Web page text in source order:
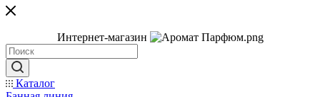
Интернет-магазин
Каталог